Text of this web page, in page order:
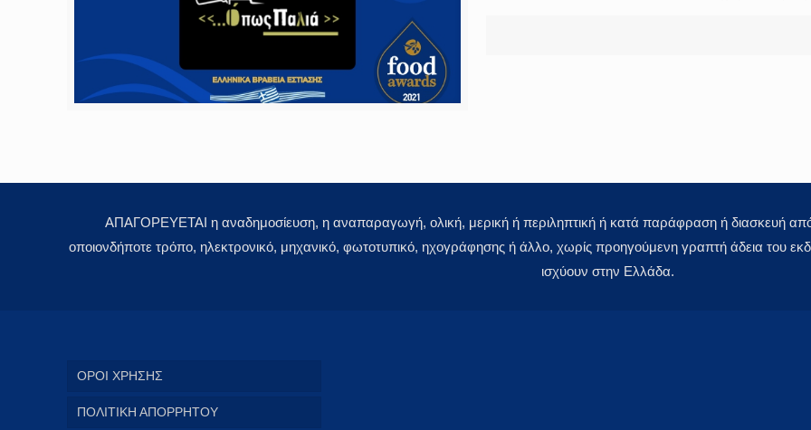
ΑΠΑΓΟΡΕΥΕΤΑΙ η αναδημοσίευση, η αναπαραγωγή, ολική, μερική ή περιληπτική ή κατά παράφραση ή διασκευή
οποιονδήποτε τρόπο, ηλεκτρονικό, μηχανικό, φωτοτυπικό, ηχογράφησης ή άλλο, χωρίς προηγούμενη γραπτή άδεια του
ισχύουν στην Ελλάδα.
ΟΡΟΙ ΧΡΗΣΗΣ
ΠΟΛΙΤΙΚΗ ΑΠΟΡΡΗΤΟΥ